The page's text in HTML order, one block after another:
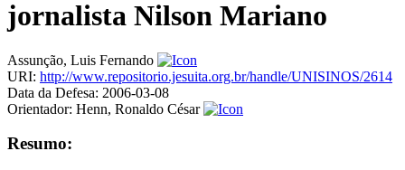
jornalista Nilson Mariano
Assunção, Luis Fernando
URI: http://www.repositorio.jesuita.org.br/handle/UNISINOS/2614
Data da Defesa: 2006-03-08
Orientador: Henn, Ronaldo César
Resumo: